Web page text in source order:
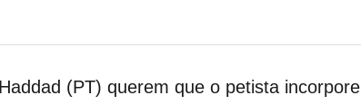
(PT) querem que o petista